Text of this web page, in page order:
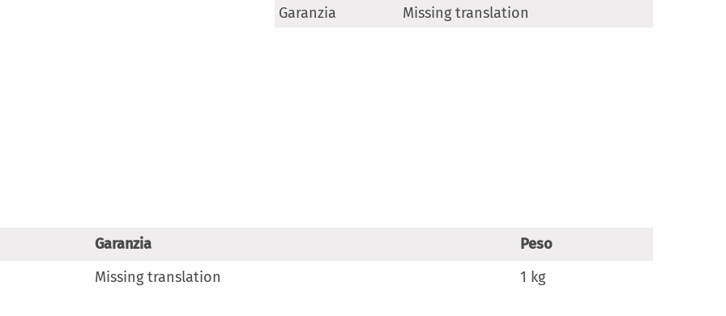
Maggiori
Garanzia Missing translation
Garanzia
Peso
Missing translation
1 kg